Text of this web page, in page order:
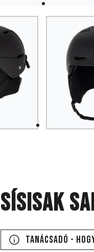
Sísisak
Tanácsadó -